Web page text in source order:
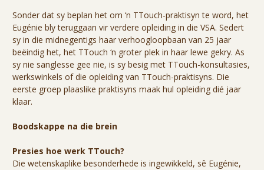
Sonder dat sy beplan het om ‘n TTouch-praktisyn te word, het
Eugénie bly teruggaan vir verdere opleiding in die VSA. Sedert
sy in die midnegentigs haar verhoogloopbaan van 25 jaar
beëindig het, het TTouch ‘n groter plek in haar lewe gekry. As
sy nie sanglesse gee nie, is sy besig met TTouch-konsultasies,
werkswinkels of die opleiding van TTouch-praktisyns. Die
eerste groep plaaslike praktisyns maak hul opleiding dié jaar
klaar.
Boodskappe na die brein
Presies hoe werk TTouch?
Die wetenskaplike besonderhede is ingewikkeld, sê Eugénie,